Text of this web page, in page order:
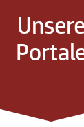
Unsere